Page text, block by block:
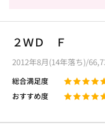
２ＷＤ Ｆ
2012年8月(14年落ち)/
総合満足度
おすすめ度